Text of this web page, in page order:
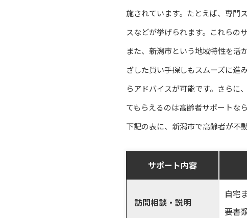
施されています。たとえば、専門
スなどが挙げられます。これらの
また、新潟市という地域特性を活
ざした買い手探しもスムーズに進
らアドバイスが可能です。さらに
てもらえるのは高齢者サポートな
下記の表に、新潟市で高齢者が不
サポート内容
訪問相談・説明
自宅
要書